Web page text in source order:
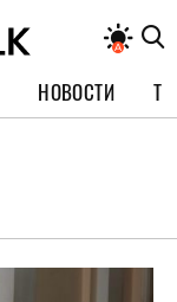
НОВОСТИ